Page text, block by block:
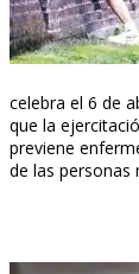
celebra el 6 de
que la
previene
de las personas